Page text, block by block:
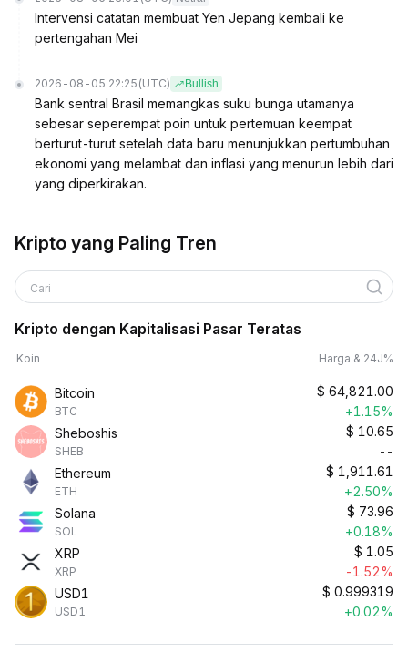
Intervensi catatan membuat Yen Jepang kembali ke
pertengahan Mei
2026-08-05 22:25 (UTC) Bullish
Bank sentral Brasil memangkas suku bunga utamanya
sebesar seperempat poin untuk pertemuan keempat
berturut-turut setelah data baru menunjukkan pertumbuhan
ekonomi yang melambat dan inflasi yang menurun lebih dari
yang diperkirakan.
Kripto yang Paling Tren
Cari
Kripto dengan Kapitalisasi Pasar Teratas
Koin Harga & 24J%
Bitcoin
BTC
$ 64,821.00
+1.15%
Sheboshis
SHEB
$ 10.65
--
Ethereum
ETH
$ 1,911.61
+2.50%
Solana
SOL
$ 73.96
+0.18%
XRP
XRP
$ 1.05
-1.52%
USD1
USD1
$ 0.999319
+0.02%